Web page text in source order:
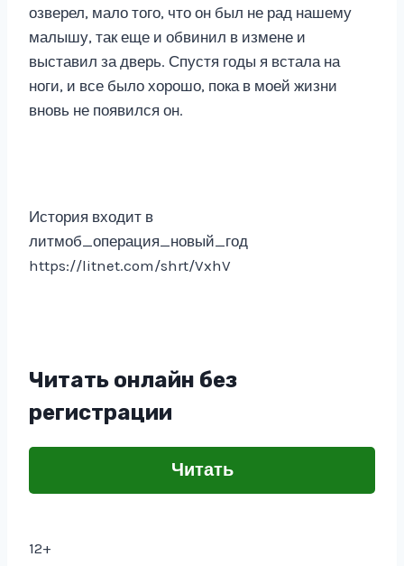
озверел, мало того, что он был не рад нашему
малышу, так еще и обвинил в измене и
выставил за дверь. Спустя годы я встала на
ноги, и все было хорошо, пока в моей жизни
вновь не появился он.
История входит в
литмоб_операция_новый_год
https://litnet.com/shrt/VxhV
Читать онлайн без
регистрации
Читать
12+